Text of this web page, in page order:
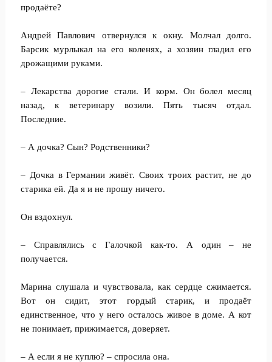
продаёте?
Андрей Павлович отвернулся к окну. Молчал долго.
Барсик мурлыкал на его коленях, а хозяин гладил его
дрожащими руками.
– Лекарства дорогие стали. И корм. Он болел месяц
назад, к ветеринару возили. Пять тысяч отдал.
Последние.
– А дочка? Сын? Родственники?
– Дочка в Германии живёт. Своих троих растит, не до
старика ей. Да я и не прошу ничего.
Он вздохнул.
– Справлялись с Галочкой как-то. А один – не
получается.
Марина слушала и чувствовала, как сердце сжимается.
Вот он сидит, этот гордый старик, и продаёт
единственное, что у него осталось живое в доме. А кот
не понимает, прижимается, доверяет.
– А если я не куплю? – спросила она.